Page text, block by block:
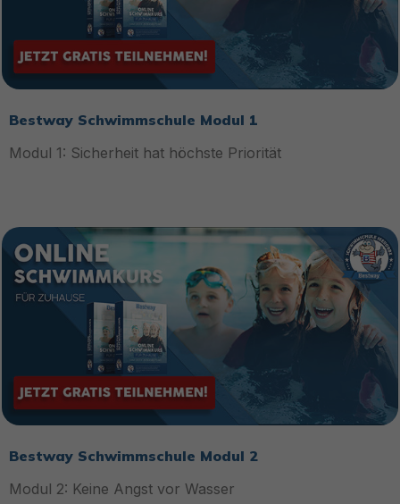
Bestway Schwimmschule Modul 1
Modul 1: Sicherheit hat höchste Priorität
Bestway Schwimmschule Modul 2
Modul 2: Keine Angst vor Wasser